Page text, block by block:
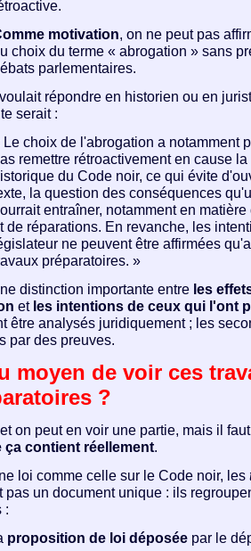
motivation , on ne peut pas
choix du terme « abrogation » sans
parlementaires.
répondre en historien ou en
serait :
Le choix de l'abrogation a notamment
remettre rétroactivement en cause
du Code noir, ce qui évite
la question des conséquences
entraîner, notamment en
de réparations. En revanche, les
ne peuvent être affirmées
préparatoires. »
distinction importante entre les
et les intentions de ceux qui l'ont
être analysés juridiquement ; les
par des preuves.
moyen de voir ces
?
on peut en voir une partie, mais il
ça contient réellement
loi comme celle sur le Code noir, les
pas un document unique : ils
:
proposition de loi déposée par le